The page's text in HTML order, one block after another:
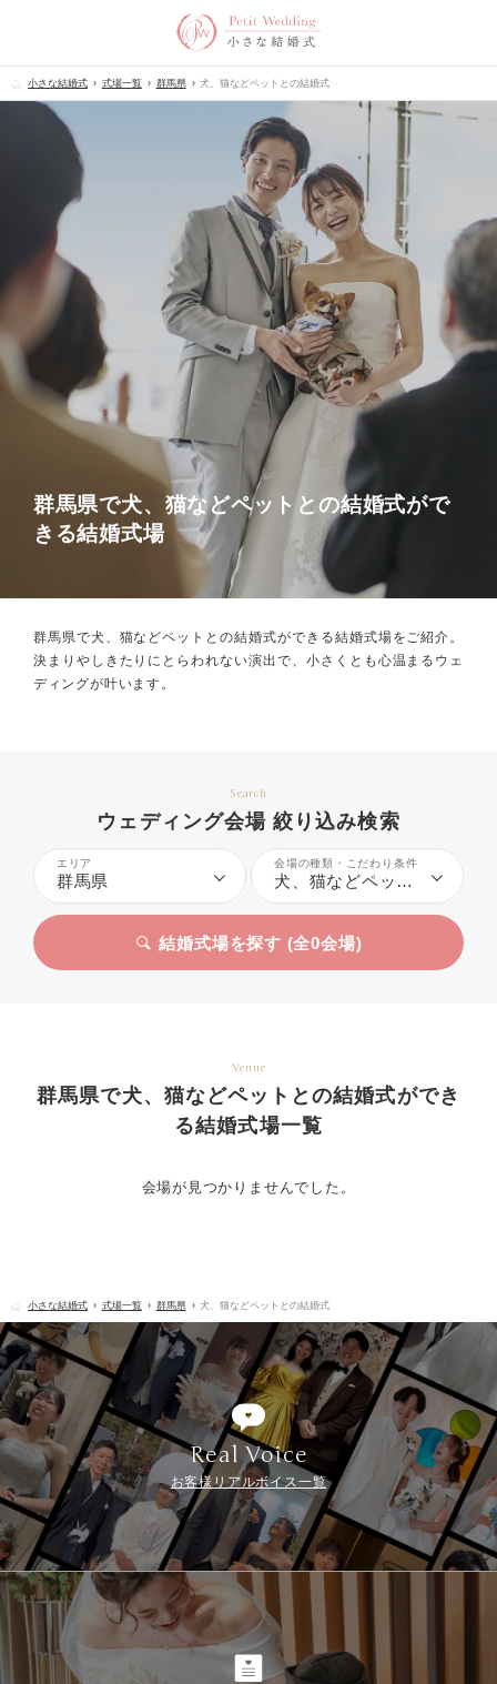
小さな結婚式 式場一覧 群馬県 犬、猫などペットとの結婚式
群馬県で犬、猫などペットとの結婚式がで
きる結婚式場
群馬県で犬、猫などペットとの結婚式ができる結婚式場をご紹介。
決まりやしきたりにとらわれない演出で、小さくとも心温まるウェ
ディングが叶います。
Search
ウェディング会場 絞り込み検索
エリア
群馬県
会場の種類・こだわり条件
犬、猫などペットとの結婚式
結婚式場を探す (全0会場)
Venue
群馬県で犬、猫などペットとの結婚式ができ
る結婚式場一覧
会場が見つかりませんでした。
小さな結婚式 式場一覧 群馬県 犬、猫などペットとの結婚式
Real Voice
お客様リアルボイス一覧